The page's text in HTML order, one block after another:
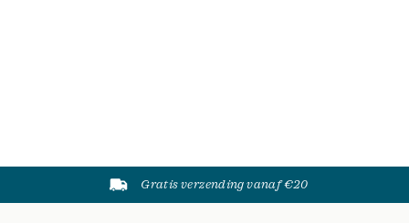
Gratis verzending vanaf €20